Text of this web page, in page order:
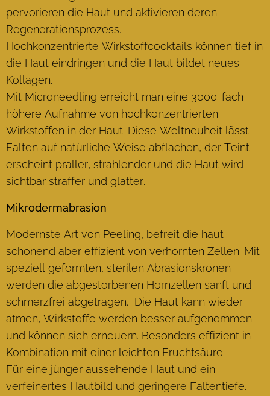
pervorieren die Haut und aktivieren deren
Regenerationsprozess.
Hochkonzentrierte Wirkstoffcocktails können tief in
die Haut eindringen und die Haut bildet neues
Kollagen.
Mit Microneedling erreicht man eine 3000-fach
höhere Aufnahme von hochkonzentrierten
Wirkstoffen in der Haut. Diese Weltneuheit lässt
Falten auf natürliche Weise abflachen, der Teint
erscheint praller, strahlender und die Haut wird
sichtbar straffer und glatter.
Mikrodermabrasion
Modernste Art von Peeling, befreit die haut
schonend aber effizient von verhornten Zellen. Mit
speziell geformten, sterilen Abrasionskronen
werden die abgestorbenen Hornzellen sanft und
schmerzfrei abgetragen. Die Haut kann wieder
atmen, Wirkstoffe werden besser aufgenommen
und können sich erneuern. Besonders effizient in
Kombination mit einer leichten Fruchtsäure.
Für eine jünger aussehende Haut und ein
verfeinertes Hautbild und geringere Faltentiefe.